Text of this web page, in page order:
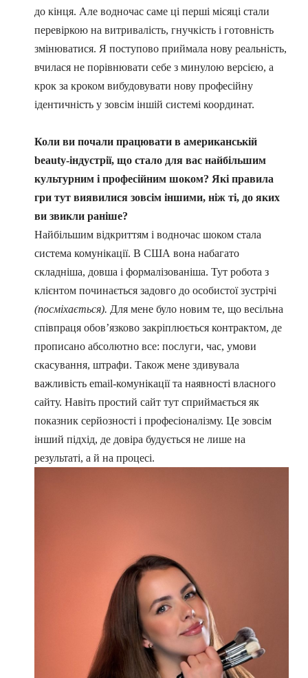
до кінця. Але водночас саме ці перші місяці стали
перевіркою на витривалість, гнучкість і готовність
змінюватися. Я поступово приймала нову реальність,
вчилася не порівнювати себе з минулою версією, а
крок за кроком вибудовувати нову професійну
ідентичність у зовсім іншій системі координат.
Коли ви почали працювати в американській
beauty-індустрії, що стало для вас найбільшим
культурним і професійним шоком? Які правила
гри тут виявилися зовсім іншими, ніж ті, до яких
ви звикли раніше?
Найбільшим відкриттям і водночас шоком стала
система комунікації. В США вона набагато
складніша, довша і формалізованіша. Тут робота з
клієнтом починається задовго до особистої зустрічі
(посміхається). Для мене було новим те, що весільна
співпраця обов’язково закріплюється контрактом, де
прописано абсолютно все: послуги, час, умови
скасування, штрафи. Також мене здивувала
важливість email-комунікації та наявності власного
сайту. Навіть простий сайт тут сприймається як
показник серйозності і професіоналізму. Це зовсім
інший підхід, де довіра будується не лише на
результаті, а й на процесі.